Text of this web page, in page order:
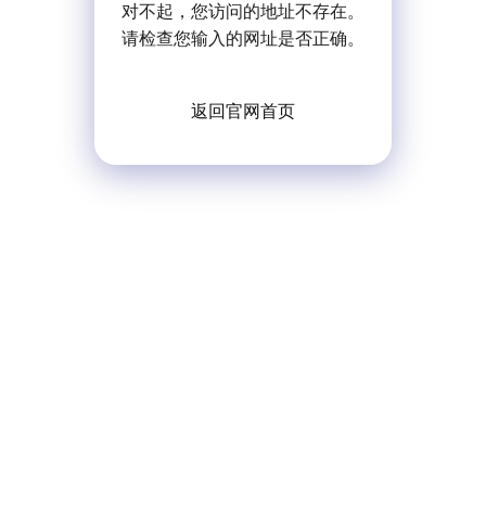
对不起，您访问的地址不存在。
请检查您输入的网址是否正确。
返回官网首页